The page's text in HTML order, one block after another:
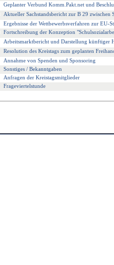
Geplanter Verbund Komm.Pakt.net und
Aktueller Sachstandsbericht zur B 29 zwischen
Ergebnisse der Wettbewerbsverfahren zur
Fortschreibung der Konzeption
Arbeitsmarktbericht und Darstellung künftiger
Resolution des Kreistags zum geplanten
Annahme von Spenden und Sponsoring
Sonstiges / Bekanntgaben
Anfragen der Kreistagsmitglieder
Frageviertelstunde